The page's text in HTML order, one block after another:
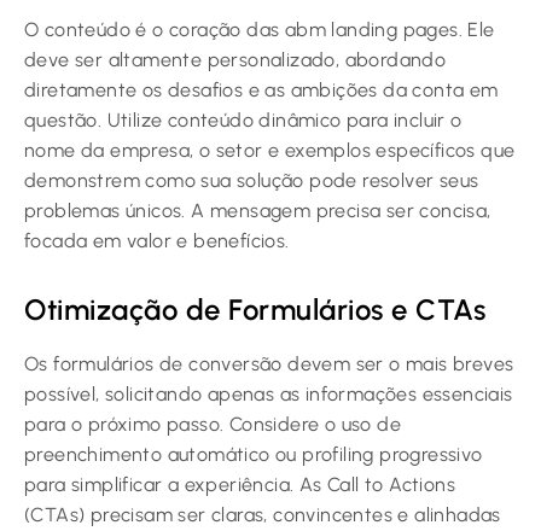
O conteúdo é o coração das abm landing pages. Ele
deve ser altamente personalizado, abordando
diretamente os desafios e as ambições da conta em
questão. Utilize conteúdo dinâmico para incluir o
nome da empresa, o setor e exemplos específicos que
demonstrem como sua solução pode resolver seus
problemas únicos. A mensagem precisa ser concisa,
focada em valor e benefícios.
Otimização de Formulários e CTAs
Os formulários de conversão devem ser o mais breves
possível, solicitando apenas as informações essenciais
para o próximo passo. Considere o uso de
preenchimento automático ou profiling progressivo
para simplificar a experiência. As Call to Actions
(CTAs) precisam ser claras, convincentes e alinhadas